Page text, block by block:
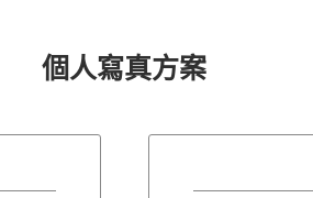
個人寫真方案